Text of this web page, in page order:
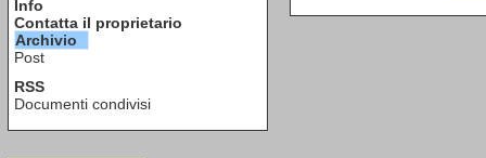
Info
Contatta il proprietario
Archivio
Post
RSS
Documenti condivisi